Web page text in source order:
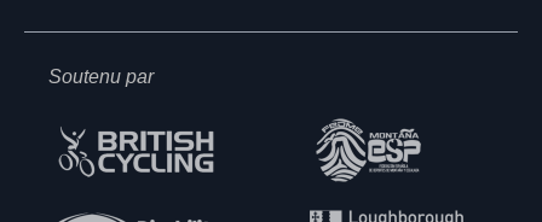
Soutenu par